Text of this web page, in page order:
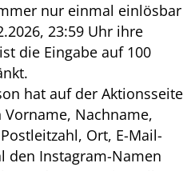
nur einmal einlösbar
23:59 Uhr ihre
die Eingabe auf 100
hat auf der Aktionsseite
Nachname,
Ort, E-Mail-
den Instagram-Namen